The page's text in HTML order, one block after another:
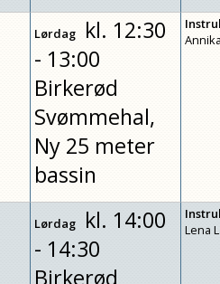
Lørdag kl. 12:30
- 13:00
Birkerød
Svømmehal,
Ny 25 meter
bassin
Lørdag kl. 14:00
- 14:30
Birkerød
Lena